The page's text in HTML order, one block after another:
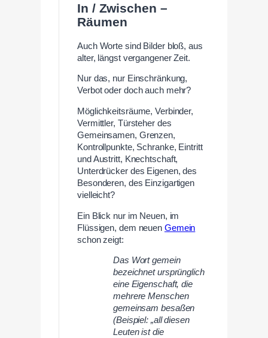
In / Zwischen –
Räumen
Auch Worte sind Bilder bloß, aus
alter, längst vergangener Zeit.
Nur das, nur Einschränkung,
Verbot oder doch auch mehr?
Möglichkeitsräume, Verbinder,
Vermittler, Türsteher des
Gemeinsamen, Grenzen,
Kontrollpunkte, Schranke, Eintritt
und Austritt, Knechtschaft,
Unterdrücker des Eigenen, des
Besonderen, des Einzigartigen
vielleicht?
Ein Blick nur im Neuen, im
Flüssigen, dem neuen Gemein
schon zeigt:
Das Wort gemein
bezeichnet ursprünglich
eine Eigenschaft, die
mehrere Menschen
gemeinsam besaßen
(Beispiel: „all diesen
Leuten ist die